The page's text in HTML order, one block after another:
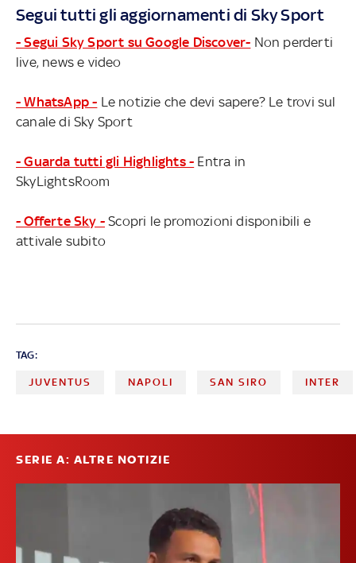
Segui tutti gli aggiornamenti di Sky Sport
- Segui Sky Sport su Google Discover- Non perderti
live, news e video
- WhatsApp - Le notizie che devi sapere? Le trovi sul
canale di Sky Sport
- Guarda tutti gli Highlights - Entra in
SkyLightsRoom
- Offerte Sky - Scopri le promozioni disponibili e
attivale subito
TAG:
JUVENTUS NAPOLI SAN SIRO INTER
SERIE A: ALTRE NOTIZIE